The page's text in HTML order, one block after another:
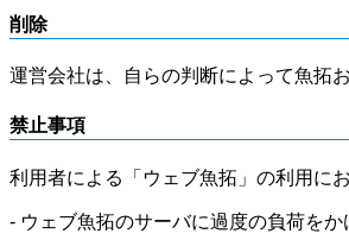
削除
運営会社は、自らの判断によって魚拓
禁止事項
利用者による「ウェブ魚拓」の利用に
- ウェブ魚拓のサーバに過度の負荷をか